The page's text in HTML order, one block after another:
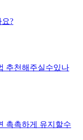
?
추천해주실수있나
촉촉하게 유지할수